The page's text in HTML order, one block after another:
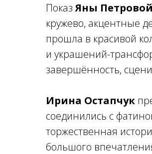
ПоказЯны Петровой
кружево, акцентные
прошла в красивой
и украшений-
завершённость,
Ирина Остапчук
соединились с
торжественная
большого